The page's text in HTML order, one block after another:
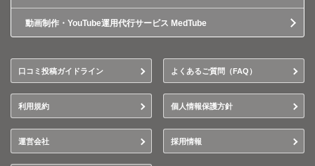
動画制作・YouTube運用代行サービス MedTube
口コミ投稿ガイドライン よくあるご質問（FAQ）
利用規約 個人情報保護方針
運営会社 採用情報